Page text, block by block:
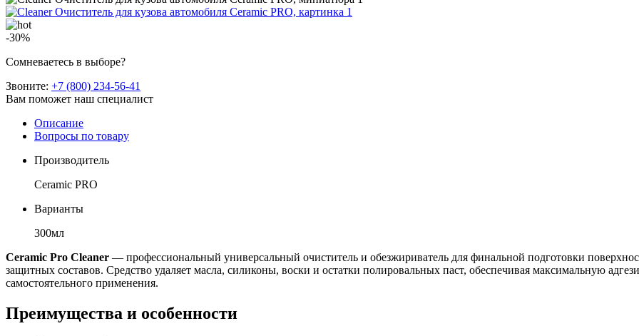
-30%
Сомневаетесь в выборе?
Звоните: +7 (800) 234-56-41
Вам поможет наш специалист
Описание
Вопросы по товару
Производитель
Ceramic PRO
Варианты
300мл
Ceramic Pro Cleaner — профессиональный универсальный очиститель и обезжириватель для финальной подготовки
защитных составов. Средство удаляет масла, силиконы, воски и остатки полировальных паст, обеспечивая максимальную
самостоятельного применения.
Преимущества и особенности